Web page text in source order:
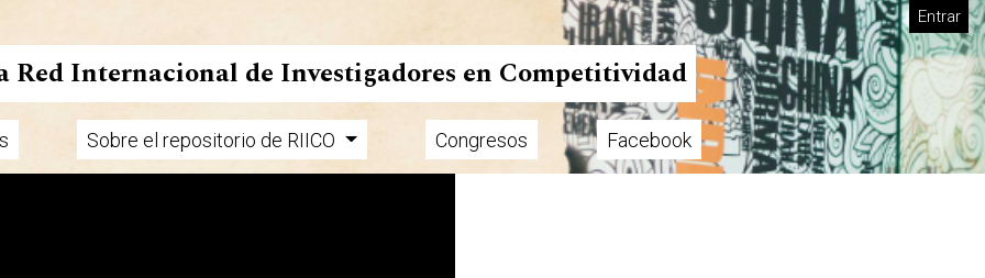
Entrar
Red Internacional de Investigadores en Competitividad
Sobre el repositorio de RIICO Congresos Facebook